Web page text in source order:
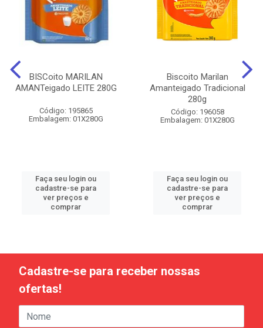
BISCoito MARILAN
AMANTeigado LEITE 280G
Código: 195865
Embalagem: 01X280G
Faça seu login ou
cadastre-se para
ver preços e
comprar
Biscoito Marilan
Amanteigado Tradicional
280g
Código: 196058
Embalagem: 01X280G
Faça seu login ou
cadastre-se para
ver preços e
comprar
Cadastre-se para receber nossas
ofertas!